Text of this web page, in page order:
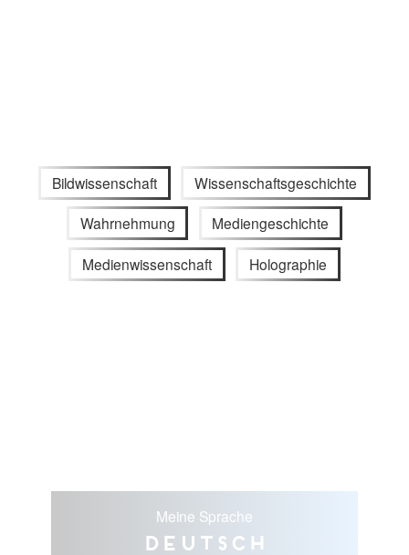
Bildwissenschaft Wissenschaftsgeschichte
Wahrnehmung Mediengeschichte
Medienwissenschaft Holographie
Meine Sprache
Deutsch